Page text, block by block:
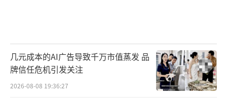
几元成本的AI广告导致千万市值蒸发 品
牌信任危机引发关注
2026-08-08 19:36:27